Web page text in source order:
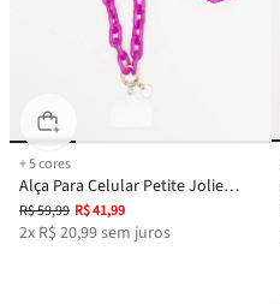
+5cores
Alça Para Celular Petite Jolie
Glitter Uva PJ20331
R$59,99 R$41,99
2x R$ 20,99sem juros